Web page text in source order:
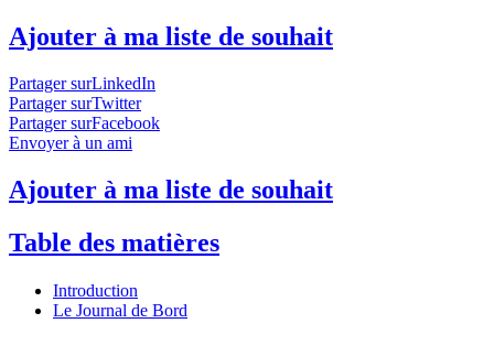
Ajouter à ma liste de souhait
Partager surLinkedIn
Partager surTwitter
Partager surFacebook
Envoyer à un ami
Ajouter à ma liste de souhait
Table des matières
Introduction
Le Journal de Bord